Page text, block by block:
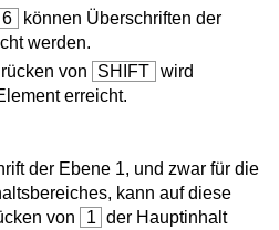
6
können Überschriften der
werden.
von
SHIFT wird
erreicht.
der Ebene 1, und zwar für die
kann auf diese
von
1 der Hauptinhalt